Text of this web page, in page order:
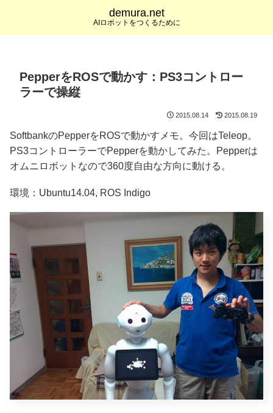
demura.net
AIロボットをつくるために
PepperをROSで動かす：PS3コントロー
ラーで操縦
2015.08.14 2015.08.19
SoftbankのPepperをROSで動かすメモ。今回はTeleop。
PS3コントローラーでPepperを動かしてみた。Pepperは
オムニロボットなので360度自由な方向に動ける。
環境：Ubuntu14.04, ROS Indigo